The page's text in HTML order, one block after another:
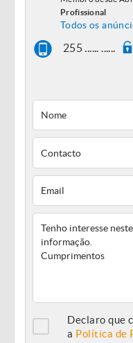
Profissional
Todos os
255 ...... ......
Declaro que
a Política de